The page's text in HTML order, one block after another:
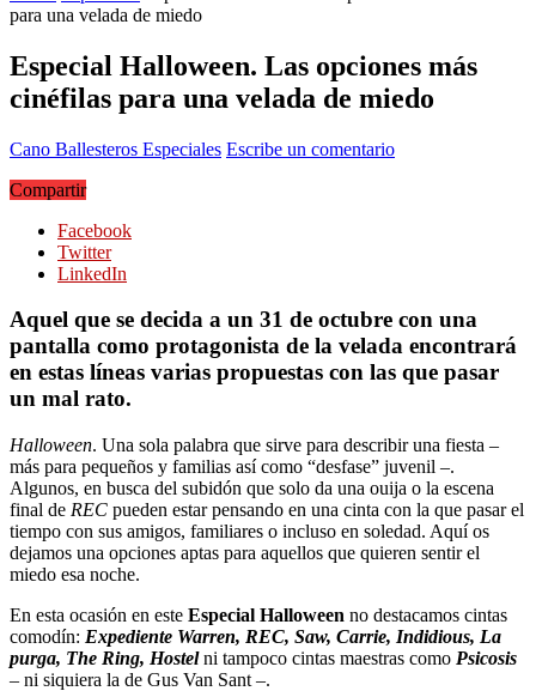
para una velada de miedo
Especial Halloween. Las opciones más
cinéfilas para una velada de miedo
Cano Ballesteros Especiales Escribe un comentario
Compartir
Facebook
Twitter
LinkedIn
Aquel que se decida a un 31 de octubre con una
pantalla como protagonista de la velada encontrará
en estas líneas varias propuestas con las que pasar
un mal rato.
Halloween. Una sola palabra que sirve para describir una fiesta –
más para pequeños y familias así como “desfase” juvenil –.
Algunos, en busca del subidón que solo da una ouija o la escena
final de REC pueden estar pensando en una cinta con la que pasar el
tiempo con sus amigos, familiares o incluso en soledad. Aquí os
dejamos una opciones aptas para aquellos que quieren sentir el
miedo esa noche.
En esta ocasión en este Especial Halloween no destacamos cintas
comodín: Expediente Warren, REC, Saw, Carrie, Indidious, La
purga, The Ring, Hostelni tampoco cintas maestras como Psicosis
– ni siquiera la de Gus Van Sant –.